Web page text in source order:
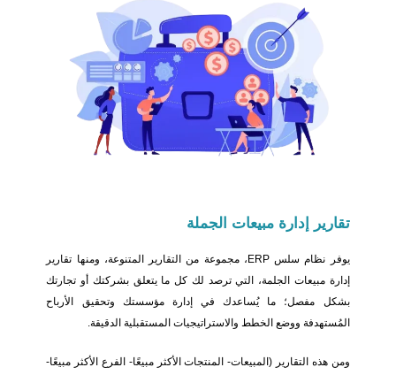
تقارير إدارة مبيعات الجملة
يوفر نظام سلس ERP، مجموعة من التقارير المتنوعة، ومنها تقارير
إدارة مبيعات الجلمة، التي ترصد لك كل ما يتعلق بشركتك أو تجارتك
بشكل مفصل؛ ما يُساعدك في إدارة مؤسستك وتحقيق الأرباح
المُستهدفة ووضع الخطط والاستراتيجيات المستقبلية الدقيقة.
ومن هذه التقارير (المبيعات- المنتجات الأكثر مبيعًا- الفرع الأكثر مبيعًا-